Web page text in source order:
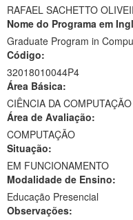
Ministério da Educação
Ministério da Cidadania
Ministério da Saúde
Ministério de Minas e Energia
Ministério da Ciência, Tecnologia,
Ministério do Meio Ambiente
Ministério do Turismo
Ministério do Desenvolvimento
RAFAEL SACHETTO
Nome do Programa em
Graduate Program in
Código:
32018010044P4
Área Básica:
CIÊNCIA DA
Área de Avaliação:
COMPUTAÇÃO
Situação:
EM FUNCIONAMENTO
Modalidade de Ensino:
Educação Presencial
Observações: